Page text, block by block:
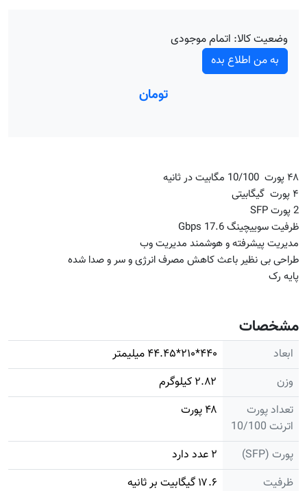
وضعیت کالا: اتمام موجودی
به من اطلاع بده
تومان
۴۸ پورت 10/100 مگابیت در ثانیه
۴ پورت گیگابیتی
2 پورت SFP
ظرفیت سوییچینگ 17.6 Gbps
مدیریت پیشرفته و هوشمند مدیریت وب
طراحی بی نظیر باعث کاهش مصرف انرژی و سر و صدا شده
پایه رک
مشخصات
ابعاد
۴۴۰*۲۱۰*۴۴.۴۵ میلیمتر
وزن
۲.۸۲ کیلوگرم
تعداد پورت
اترنت 10/100
۴۸ پورت
پورت (SFP)
۲ عدد دارد
ظرفیت
۱۷.۶ گیگابیت بر ثانیه